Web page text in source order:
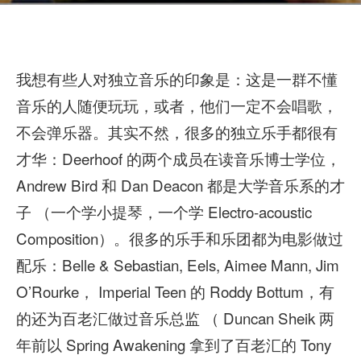
我想有些人对独立音乐的印象是：这是一群不懂
音乐的人随便玩玩，或者，他们一定不会唱歌，
不会弹乐器。其实不然，很多的独立乐手都很有
才华：Deerhoof 的两个成员在读音乐博士学位，
Andrew Bird 和 Dan Deacon 都是大学音乐系的才
子 （一个学小提琴，一个学 Electro-acoustic
Composition）。很多的乐手和乐团都为电影做过
配乐：Belle & Sebastian, Eels, Aimee Mann, Jim
O’Rourke， Imperial Teen 的 Roddy Bottum，有
的还为百老汇做过音乐总监 （ Duncan Sheik 两
年前以 Spring Awakening 拿到了百老汇的 Tony